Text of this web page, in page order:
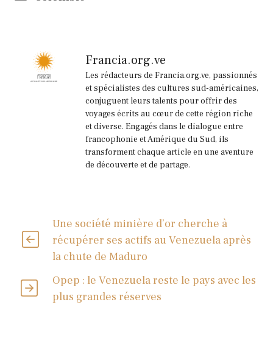
Francia.org.ve
Les rédacteurs de Francia.org.ve, passionnés
et spécialistes des cultures sud-américaines,
conjuguent leurs talents pour offrir des
voyages écrits au cœur de cette région riche
et diverse. Engagés dans le dialogue entre
francophonie et Amérique du Sud, ils
transforment chaque article en une aventure
de découverte et de partage.
Une société minière d’or cherche à
récupérer ses actifs au Venezuela après
la chute de Maduro
Opep : le Venezuela reste le pays avec les
plus grandes réserves